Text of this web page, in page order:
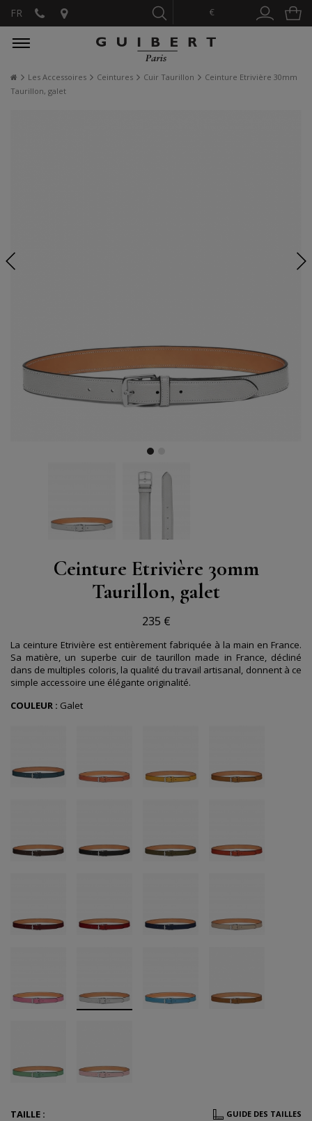
€
FR
Les Accessoires Ceintures Cuir Taurillon
Ceinture Etrivière 30mm
Taurillon, galet
Ceinture Etrivière 30mm
Taurillon, galet
235 €
La ceinture Etrivière est entièrement fabriquée à la main en France.
Sa matière, un superbe cuir de taurillon made in France, décliné
dans de multiples coloris, la qualité du travail artisanal, donnent à ce
simple accessoire une élégante originalité.
COULEUR : Galet
TAILLE : GUIDE DES TAILLES